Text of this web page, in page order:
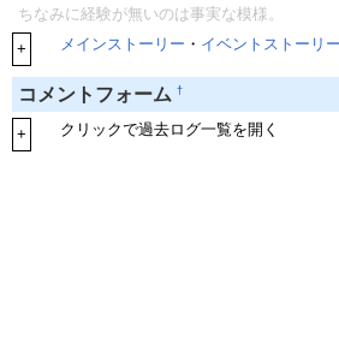
ちなみに経験が無いのは事実な模様。
+
メインストーリー ・ イベントストーリー
コメントフォーム †
+ クリックで過去ログ一覧を開く